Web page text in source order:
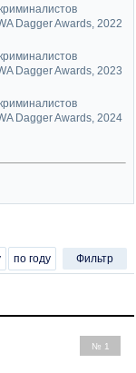
Dagger Awards, 2022
Dagger Awards, 2023
Dagger Awards, 2024
по году Фильтр
№ 1